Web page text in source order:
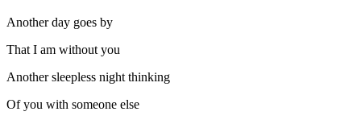
Another day goes by
That I am without you
Another sleepless night thinking
Of you with someone else